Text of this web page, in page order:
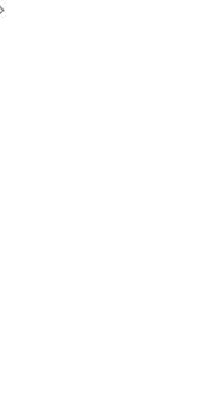
TdZ-Ausgabe
Arbeitsbuch
double-Ausgabe
Archiv mit allen
IXYPSILONZETT-